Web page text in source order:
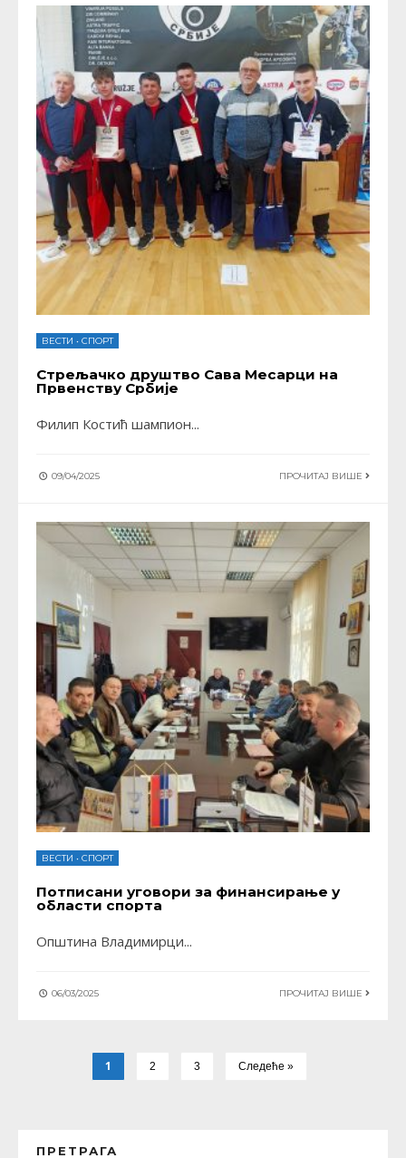
ВЕСТИ • СПОРТ
Стрељачко друштво Сава Месарци на
Првенству Србије
Филип Костић шампион...
09/04/2025 ПРОЧИТАЈ ВИШЕ
ВЕСТИ • СПОРТ
Потписани уговори за финансирање у
области спорта
Општина Владимирци...
06/03/2025 ПРОЧИТАЈ ВИШЕ
1 2 3 Следеће »
ПРЕТРАГА